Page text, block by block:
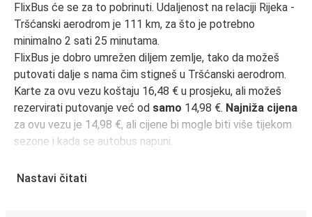
FlixBus će se za to pobrinuti. Udaljenost na relaciji Rijeka -
Tršćanski aerodrom je 111 km, za što je potrebno
minimalno 2 sati 25 minutama.
FlixBus je dobro umrežen diljem zemlje, tako da možeš
putovati dalje s nama čim stigneš u Tršćanski aerodrom.
Karte za ovu vezu koštaju 16,48 € u prosjeku, ali možeš
rezervirati putovanje već od samo 14,98 €. Najniža cijena
za ovu vezu je 14,98 €, ali cijene bi mogle biti više tijekom
sezone i kada se autobus napuni.
rezerviraj unaprijed
Nastavi čitati